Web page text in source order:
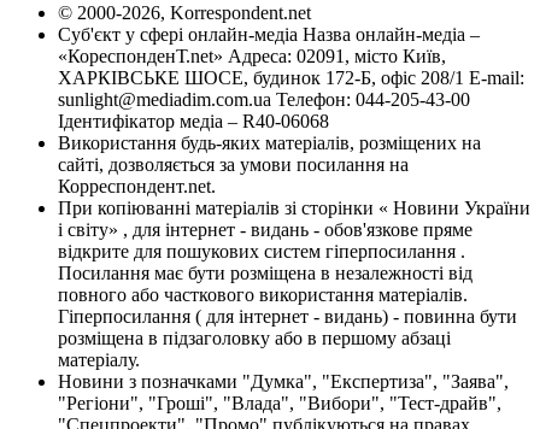
© 2000-2026, Korrespondent.net
Суб'єкт у сфері онлайн-медіа Назва онлайн-медіа –
«КореспонденТ.net» Адреса: 02091, місто Київ,
ХАРКІВСЬКЕ ШОСЕ, будинок 172-Б, офіс 208/1 E-mail:
sunlight@mediadim.com.ua Телефон: 044-205-43-00
Ідентифікатор медіа – R40-06068
Використання будь-яких матеріалів, розміщених на
сайті, дозволяється за умови посилання на
Корреспондент.net.
При копіюванні матеріалів зі сторінки « Новини України
і світу» , для інтернет - видань - обов'язкове пряме
відкрите для пошукових систем гіперпосилання .
Посилання має бути розміщена в незалежності від
повного або часткового використання матеріалів.
Гіперпосилання ( для інтернет - видань) - повинна бути
розміщена в підзаголовку або в першому абзаці
матеріалу.
Новини з позначками "Думка", "Експертиза", "Заява",
"Регіони", "Гроші", "Влада", "Вибори", "Тест-драйв",
"Спецпроекти", "Промо" публікуються на правах